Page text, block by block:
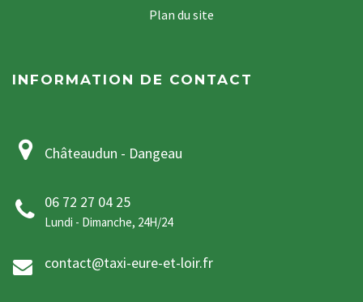
Plan du site
INFORMATION DE CONTACT
Châteaudun - Dangeau
06 72 27 04 25
Lundi - Dimanche, 24H/24
contact@taxi-eure-et-loir.fr